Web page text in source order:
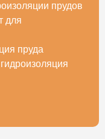
прудов
для
пруда